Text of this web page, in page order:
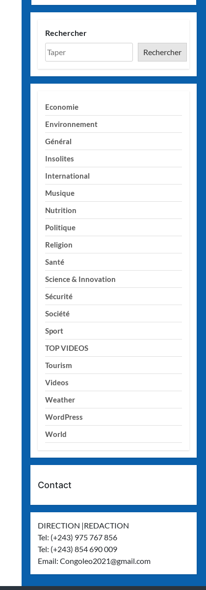
Rechercher
Rechercher
Economie
Environnement
Général
Insolites
International
Musique
Nutrition
Politique
Religion
Santé
Science & Innovation
Sécurité
Société
Sport
TOP VIDEOS
Tourism
Videos
Weather
WordPress
World
Contact
DIRECTION |REDACTION
Tel: (+243) 975 767 856
Tel: (+243) 854 690 009
Email:Congoleo2021@gmail.com